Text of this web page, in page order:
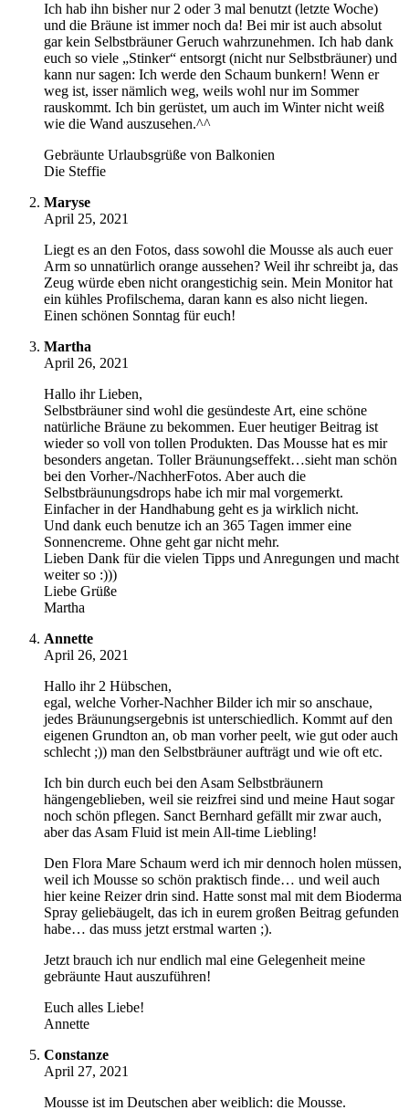
Ich hab ihn bisher nur 2 oder 3 mal benutzt (letzte Woche)
und die Bräune ist immer noch da! Bei mir ist auch absolut
gar kein Selbstbräuner Geruch wahrzunehmen. Ich hab dank
euch so viele „Stinker“ entsorgt (nicht nur Selbstbräuner) und
kann nur sagen: Ich werde den Schaum bunkern! Wenn er
weg ist, isser nämlich weg, weils wohl nur im Sommer
rauskommt. Ich bin gerüstet, um auch im Winter nicht weiß
wie die Wand auszusehen.^^
Gebräunte Urlaubsgrüße von Balkonien
Die Steffie
Maryse
April 25, 2021
Liegt es an den Fotos, dass sowohl die Mousse als auch euer
Arm so unnatürlich orange aussehen? Weil ihr schreibt ja, das
Zeug würde eben nicht orangestichig sein. Mein Monitor hat
ein kühles Profilschema, daran kann es also nicht liegen.
Einen schönen Sonntag für euch!
Martha
April 26, 2021
Hallo ihr Lieben,
Selbstbräuner sind wohl die gesündeste Art, eine schöne
natürliche Bräune zu bekommen. Euer heutiger Beitrag ist
wieder so voll von tollen Produkten. Das Mousse hat es mir
besonders angetan. Toller Bräunungseffekt…sieht man schön
bei den Vorher-/NachherFotos. Aber auch die
Selbstbräunungsdrops habe ich mir mal vorgemerkt.
Einfacher in der Handhabung geht es ja wirklich nicht.
Und dank euch benutze ich an 365 Tagen immer eine
Sonnencreme. Ohne geht gar nicht mehr.
Lieben Dank für die vielen Tipps und Anregungen und macht
weiter so :)))
Liebe Grüße
Martha
Annette
April 26, 2021
Hallo ihr 2 Hübschen,
egal, welche Vorher-Nachher Bilder ich mir so anschaue,
jedes Bräunungsergebnis ist unterschiedlich. Kommt auf den
eigenen Grundton an, ob man vorher peelt, wie gut oder auch
schlecht ;)) man den Selbstbräuner aufträgt und wie oft etc.
Ich bin durch euch bei den Asam Selbstbräunern
hängengeblieben, weil sie reizfrei sind und meine Haut sogar
noch schön pflegen. Sanct Bernhard gefällt mir zwar auch,
aber das Asam Fluid ist mein All-time Liebling!
Den Flora Mare Schaum werd ich mir dennoch holen müssen,
weil ich Mousse so schön praktisch finde… und weil auch
hier keine Reizer drin sind. Hatte sonst mal mit dem Bioderma
Spray geliebäugelt, das ich in eurem großen Beitrag gefunden
habe… das muss jetzt erstmal warten ;).
Jetzt brauch ich nur endlich mal eine Gelegenheit meine
gebräunte Haut auszuführen!
Euch alles Liebe!
Annette
Constanze
April 27, 2021
Mousse ist im Deutschen aber weiblich: die Mousse.